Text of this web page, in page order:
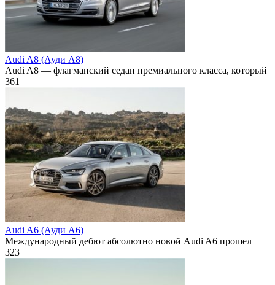
Audi A8 (Ауди А8)
Audi A8 — флагманский седан премиального класса, который
361
Audi A6 (Ауди А6)
Международный дебют абсолютно новой Audi A6 прошел
323